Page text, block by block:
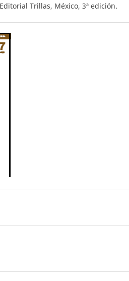
Trillas, México, 3ª edición.